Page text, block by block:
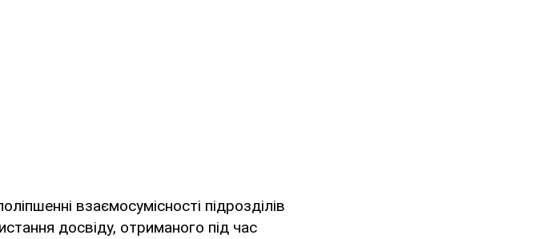
взаємосумісності підрозділів
досвіду, отриманого під час